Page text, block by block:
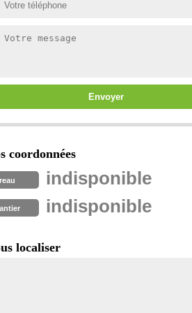
coordonnées
indisponible
indisponible
localiser